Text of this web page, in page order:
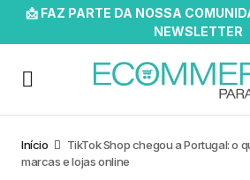
📩 FAZ PARTE DA NOSSA
NEWSLETTER
Início
TikTok Shop chegou a Portugal: o
marcas e lojas online